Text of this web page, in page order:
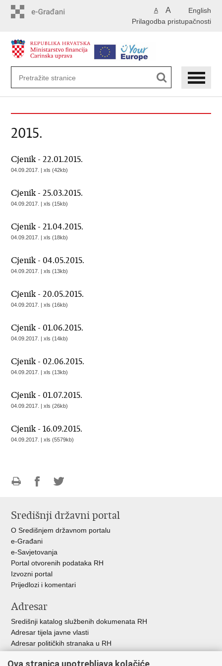
English
A A
Prilagodba pristupačnosti
2015.
Cjenik - 22.01.2015.
04.09.2017. | xls (42kb)
Cjenik - 25.03.2015.
04.09.2017. | xls (15kb)
Cjenik - 21.04.2015.
04.09.2017. | xls (18kb)
Cjenik - 04.05.2015.
04.09.2017. | xls (13kb)
Cjenik - 20.05.2015.
04.09.2017. | xls (16kb)
Cjenik - 01.06.2015.
04.09.2017. | xls (14kb)
Cjenik - 02.06.2015.
04.09.2017. | xls (13kb)
Cjenik - 01.07.2015.
04.09.2017. | xls (26kb)
Cjenik - 16.09.2015.
04.09.2017. | xls (5579kb)
FacebookuTwitteru
Središnji državni portal
O Središnjem državnom portalu
e-Građani
e-Savjetovanja
Portal otvorenih podataka RH
Izvozni portal
Prijedlozi i komentari
Adresar
Središnji katalog službenih dokumenata RH
Adresar tijela javne vlasti
Adresar političkih stranaka u RH
Ova stranica upotrebljava kolačiće